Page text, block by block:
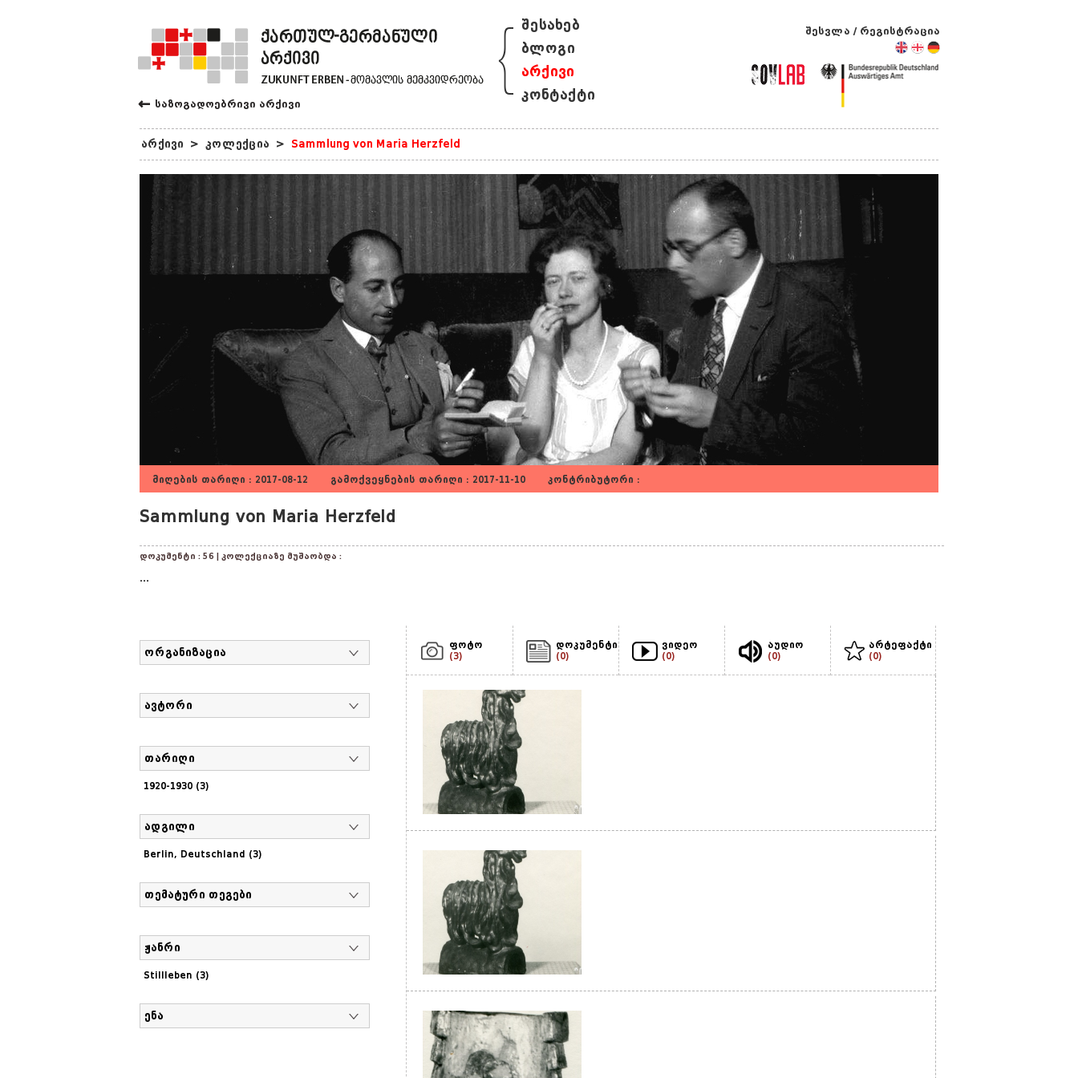
← საზოგადოებრივი არქივი
{ შესახებ
ბლოგი
არქივი
კონტაქტი
შესვლა / რეგისტრაცია
არქივი > კოლექცია > Sammlung von Maria Herzfeld
მიღების თარიღი : 2017-08-12 გამოქვეყნების თარიღი : 2017-11-10 კონტრიბუტორი :
Sammlung von Maria Herzfeld
დოკუმენტი : 56 | კოლექციაზე მუშაობდა :
...
ორგანიზაცია
ავტორი
თარიღი
1920-1930 (3)
ადგილი
Berlin, Deutschland (3)
თემატური თეგები
ჟანრი
Stillleben (3)
ენა
ფოტო
(3)
დოკუმენტი
(0)
ვიდეო
(0)
აუდიო
(0)
არტეფაქტი
(0)